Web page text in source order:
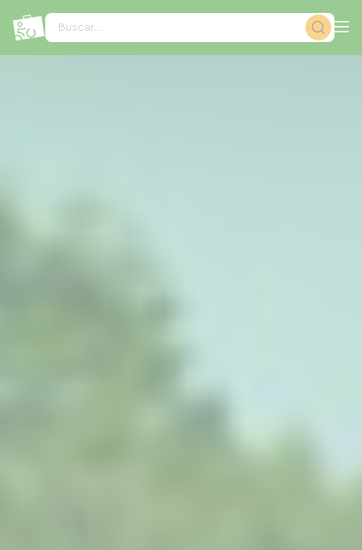
Buscar...
Panel de gestión de cookies